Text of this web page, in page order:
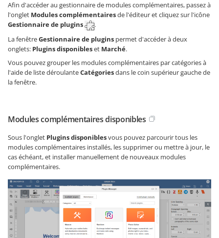
Afin d'accéder au gestionnaire de modules complémentaires, passez à
l'onglet Modules complémentairesde l'éditeur et cliquez sur l'icône
Gestionnaire de plugins
.
La fenêtreGestionnaire de plugins permet d'accéder à deux
onglets: Plugins disponibleset Marché.
Vous pouvez grouper les modules complémentaires par catégories à
l'aide de liste déroulanteCatégoriesdans le coin supérieur gauche de
la fenêtre.
Modules complémentaires disponibles
Sous l'onglet Plugins disponiblesvous pouvez parcourir tous les
modules complémentaires installés, les supprimer ou mettre à jour, le
cas échéant, et installer manuellement de nouveaux modules
complémentaires.